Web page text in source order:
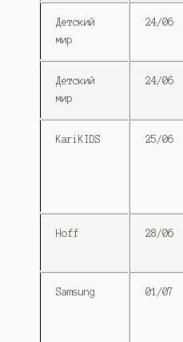
Детский
мир
24/06
Детский
мир
24/06
KariKIDS 25/06
Hoff 28/06
Samsung 01/07